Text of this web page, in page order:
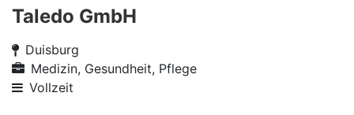
Taledo GmbH
Duisburg
Medizin, Gesundheit, Pflege
Vollzeit